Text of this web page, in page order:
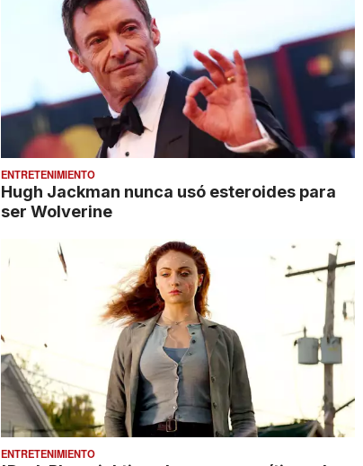
ENTRETENIMIENTO
Hugh Jackman nunca usó esteroides para
ser Wolverine
ENTRETENIMIENTO